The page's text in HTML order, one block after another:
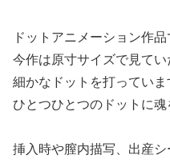
ドットアニメーション作品
今作は原寸サイズで見てい
細かなドットを打っていま
ひとつひとつのドットに魂
挿入時や膣内描写、出産